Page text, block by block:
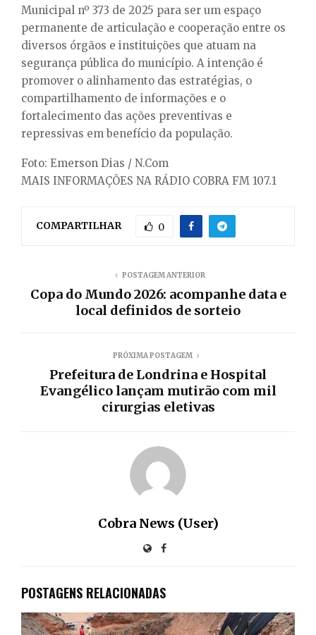
Municipal nº 373 de 2025 para ser um espaço
permanente de articulação e cooperação entre os
diversos órgãos e instituições que atuam na
segurança pública do município. A intenção é
promover o alinhamento das estratégias, o
compartilhamento de informações e o
fortalecimento das ações preventivas e
repressivas em benefício da população.
Foto: Emerson Dias / N.Com
MAIS INFORMAÇÕES NA RÁDIO COBRA FM 107.1
COMPARTILHAR 0
POSTAGEM ANTERIOR
Copa do Mundo 2026: acompanhe data e
local definidos de sorteio
PRÓXIMA POSTAGEM
Prefeitura de Londrina e Hospital
Evangélico lançam mutirão com mil
cirurgias eletivas
Cobra News (User)
POSTAGENS RELACIONADAS